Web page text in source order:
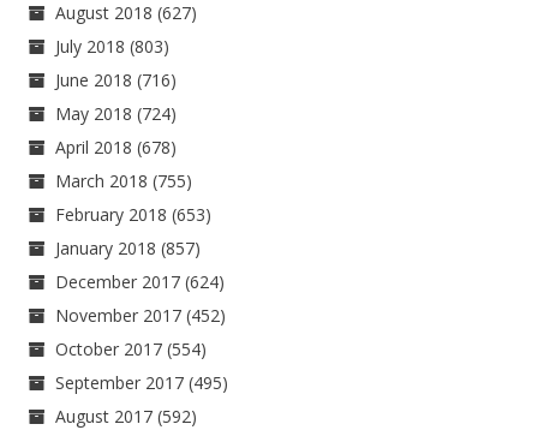
August 2018 (627)
July 2018 (803)
June 2018 (716)
May 2018 (724)
April 2018 (678)
March 2018 (755)
February 2018 (653)
January 2018 (857)
December 2017 (624)
November 2017 (452)
October 2017 (554)
September 2017 (495)
August 2017 (592)